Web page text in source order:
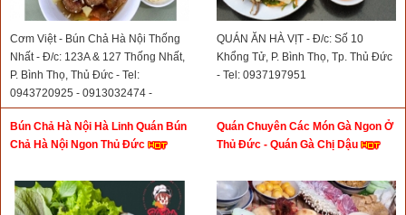
Cơm Việt - Bún Chả Hà Nội Thống
Nhất - Đ/c: 123A & 127 Thống Nhất,
P. Bình Thọ, Thủ Đức - Tel:
0943720925 - 0913032474 -
0898868939- 0816681166
QUÁN ĂN HÀ VỊT - Đ/c: Số 10
Khổng Tử, P. Bình Thọ, Tp. Thủ Đức
- Tel: 0937197951
Bún Chả Hà Nội Hà Linh Quán Bún
Chả Hà Nội Ngon Thủ Đức
Quán Chuyên Các Món Gà Ngon Ở
Thủ Đức - Quán Gà Chị Dậu